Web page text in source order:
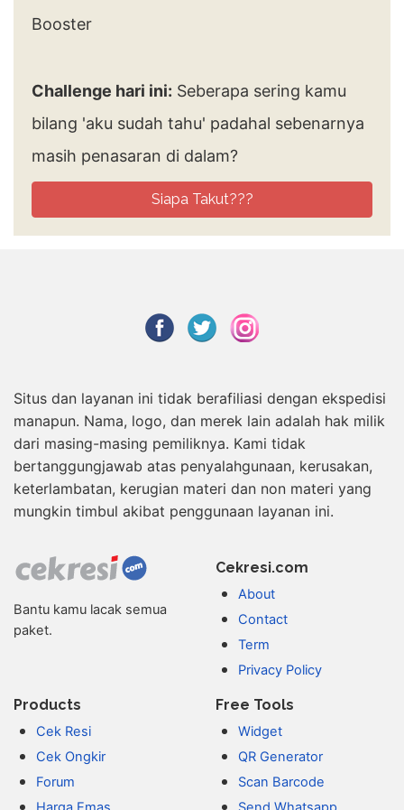
Challenge hari ini: Seberapa sering kamu
bilang 'aku sudah tahu' padahal sebenarnya
masih penasaran di dalam?
Siapa Takut???
Situs dan layanan ini tidak berafiliasi dengan ekspedisi
manapun. Nama, logo, dan merek lain adalah hak milik
dari masing-masing pemiliknya. Kami tidak
bertanggungjawab atas penyalahgunaan, kerusakan,
keterlambatan, kerugian materi dan non materi yang
mungkin timbul akibat penggunaan layanan ini.
Bantu kamu lacak semua
paket.
Cekresi.com
About
Contact
Term
Privacy Policy
Products
Cek Resi
Cek Ongkir
Forum
Free Tools
Widget
QR Generator
Scan Barcode